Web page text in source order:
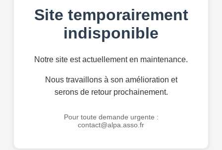
Site temporairement
indisponible
Notre site est actuellement en maintenance.
Nous travaillons à son amélioration et
serons de retour prochainement.
Pour toute demande urgente :
contact@alpa.asso.fr